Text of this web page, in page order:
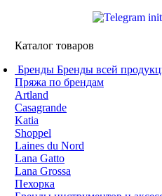
Каталог товаров
Бренды Бренды всей
Пряжа по брендам
Artland
Casagrande
Katia
Shoppel
Laines du Nord
Lana Gatto
Lana Grossa
Пехорка